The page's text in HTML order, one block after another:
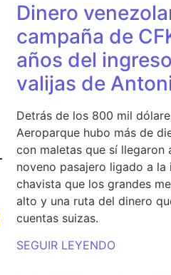
Dinero
campaña de
años del
valijas de
Detrás de los 800 mil
Aeroparque hubo más de
con maletas que sí llegaron
noveno pasajero ligado a la
chavista que los grandes
alto y una ruta del dinero
cuentas suizas.
SEGUIR LEYENDO